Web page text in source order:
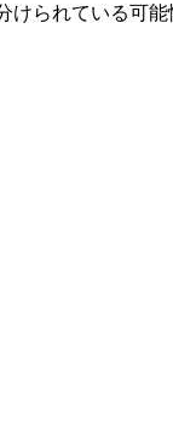
られている可能